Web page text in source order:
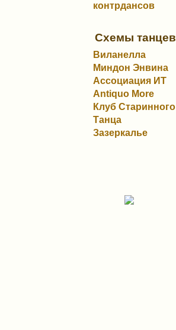
контрдансов
Схемы танцев
Виланелла
Миндон Энвина
Ассоциация ИТ
Antiquo More
Клуб Старинного
Танца
Зазеркалье